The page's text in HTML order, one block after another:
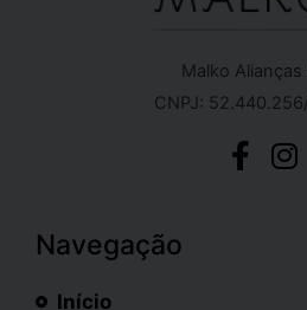
Malko Alianças
CNPJ:
Navegação
Início